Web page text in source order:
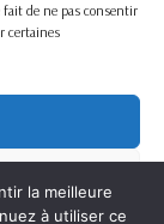
de ne pas consentir
certaines
la meilleure
à utiliser ce